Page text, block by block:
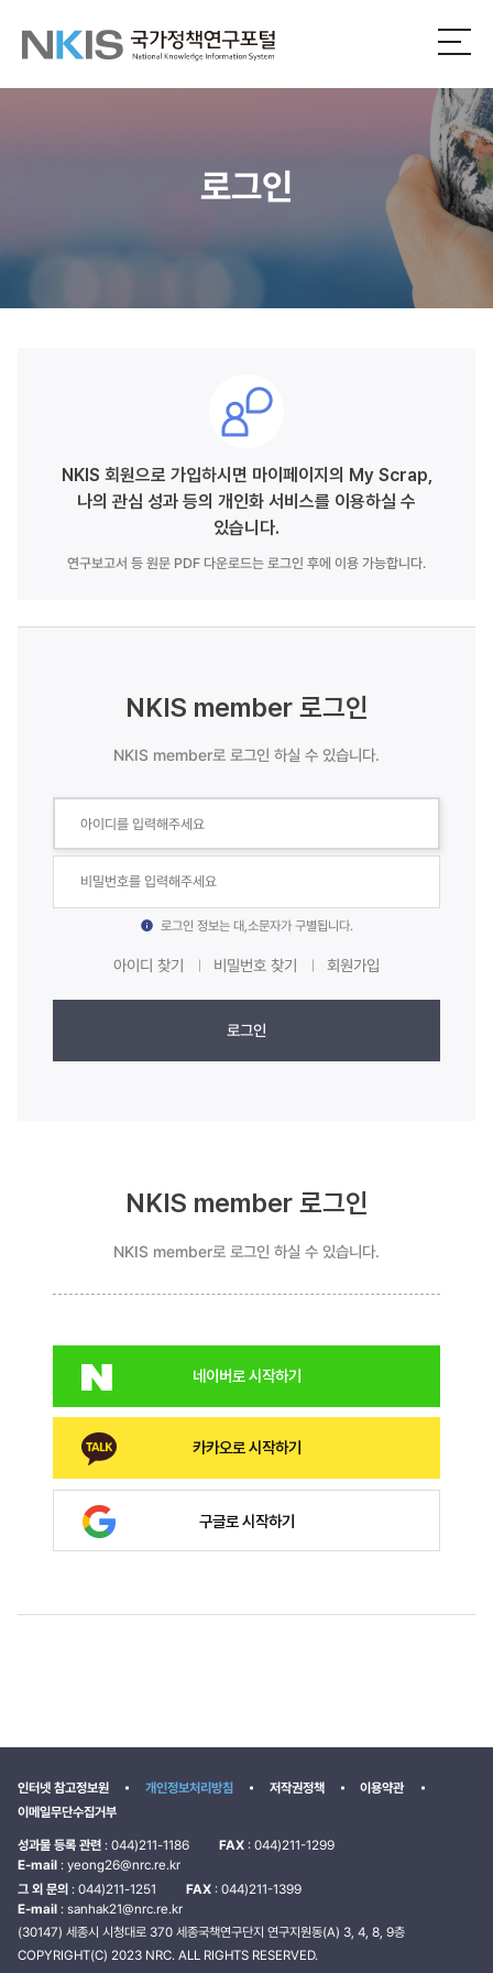
NKIS
국
연
구
전
메
뉴
열
기
로그인
NKIS 회원으로 가입하시면 마이페이지의 My Scrap,
나의 관심 성과 등의 개인화 서비스를 이용하실 수
있습니다.
연구보고서 등 원문 PDF 다운로드는 로그인 후에 이용 가능합니다.
NKIS member 로그인
NKIS member로 로그인 하실 수 있습니다.
로그인 정보는 대,소문자가 구별됩니다.
아이디 찾기 비밀번호 찾기 회원가입
로그인
NKIS member 로그인
NKIS member로 로그인 하실 수 있습니다.
네이버로 시작하기
카카오로 시작하기
구글로 시작하기
인터넷 참고정보원 개인정보처리방침 저작권정책
이용약관
이메일무단수집거부
성과물 등록 관련 : 044)211-1186 FAX : 044)211-1299
E-mail : yeong26@nrc.re.kr
그 외 문의 : 044)211-1251 FAX : 044)211-1399
E-mail : sanhak21@nrc.re.kr
(30147) 세종시 시청대로 370 세종국책연구단지 연구지원동(A) 3, 4, 8, 9층
COPYRIGHT(C) 2023 NRC. ALL RIGHTS RESERVED.